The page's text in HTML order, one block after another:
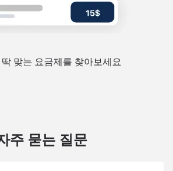
맞는 요금제를 찾아보세요
주 묻는 질문